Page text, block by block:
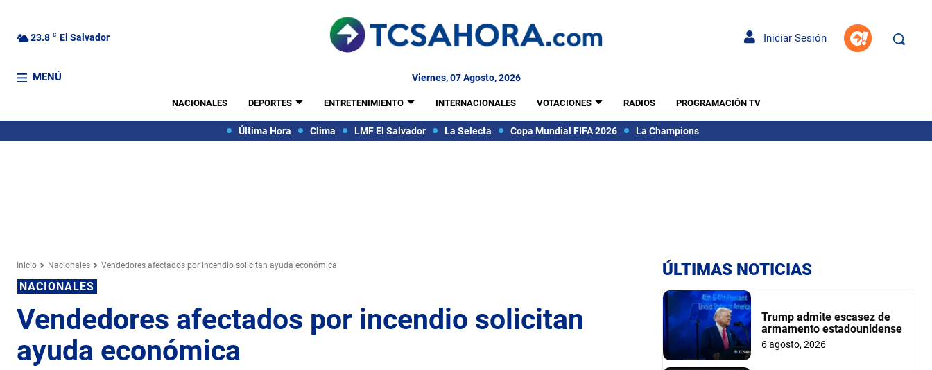
23.8 C El Salvador Iniciar Sesión
MENÚ Viernes, 07 Agosto, 2026
NACIONALES DEPORTES ENTRETENIMIENTO INTERNACIONALES VOTACIONES RADIOS PROGRAMACIÓN TV
Última Hora Clima LMF El Salvador La Selecta Copa Mundial FIFA 2026 La Champions
Inicio Nacionales Vendedores afectados por incendio solicitan ayuda económica
NACIONALES
Vendedores afectados por incendio solicitan
ayuda económica
ÚLTIMAS NOTICIAS
Trump admite escasez de
armamento estadounidense
6 agosto, 2026